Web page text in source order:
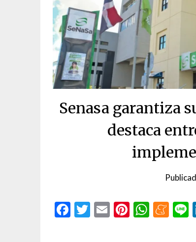
Senasa garantiza
destaca
Facebook
Twitter
EmailPinterest